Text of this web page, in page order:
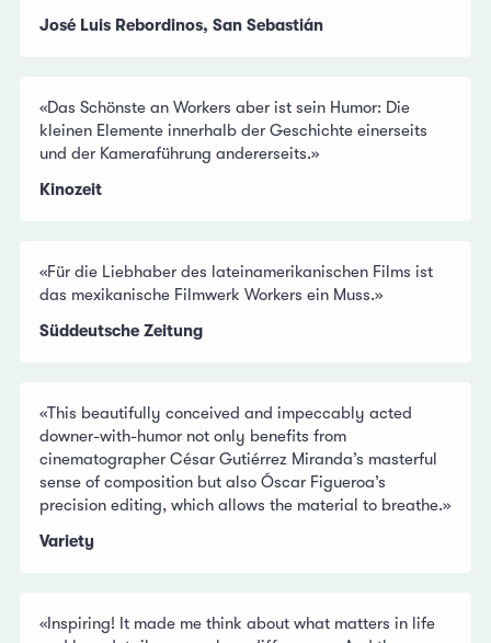
José Luis Rebordinos, San Sebastián
«Das Schönste an Workers aber ist sein Humor: Die
kleinen Elemente innerhalb der Geschichte einerseits
und der Kameraführung andererseits.»
Kinozeit
«Für die Liebhaber des lateinamerikanischen Films ist
das mexikanische Filmwerk Workers ein Muss.»
Süddeutsche Zeitung
«This beautifully conceived and impeccably acted
downer-with-humor not only benefits from
cinematographer César Gutiérrez Miranda’s masterful
sense of composition but also Óscar Figueroa’s
precision editing, which allows the material to breathe.»
Variety
«Inspiring! It made me think about what matters in life